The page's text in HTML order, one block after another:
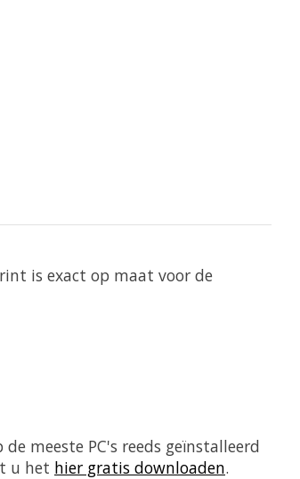
is exact op maat voor de
meeste PC's reeds geïnstalleerd
u het hier gratis downloaden.